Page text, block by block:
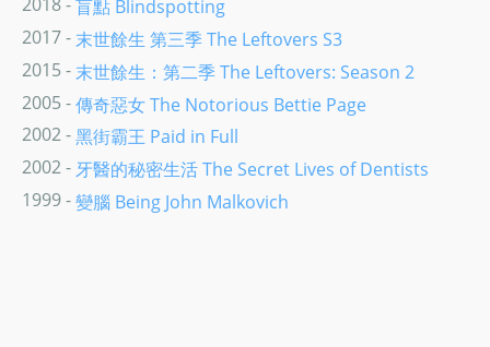
盲點 Blindspotting
2017 -末世餘生 第三季 The Leftovers S3
2015 -末世餘生：第二季 The Leftovers: Season 2
2005 -傳奇惡女 The Notorious Bettie Page
2002 -黑街霸王 Paid in Full
2002 - 牙醫的秘密生活 The Secret Lives of Dentists
1999 -變腦 Being John Malkovich